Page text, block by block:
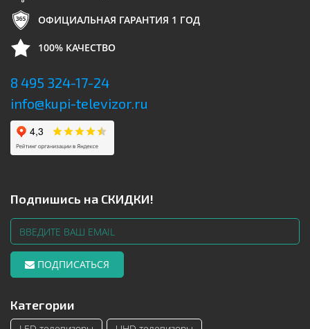
ОФИЦИАЛЬНАЯ ГАРАНТИЯ 1 ГОД
100% КАЧЕСТВО
8 495 324-17-24
info@kupi-televizor.ru
Подпишись на СКИДКИ!
ПОДПИСАТЬСЯ
Категории